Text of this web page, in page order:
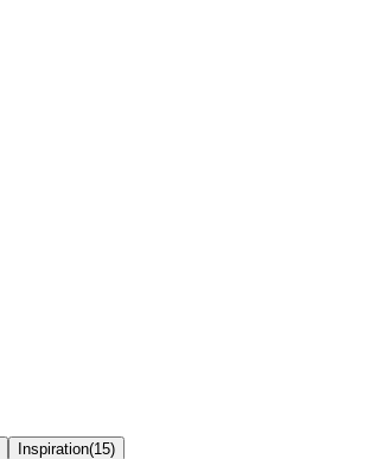
Inspiration(15)